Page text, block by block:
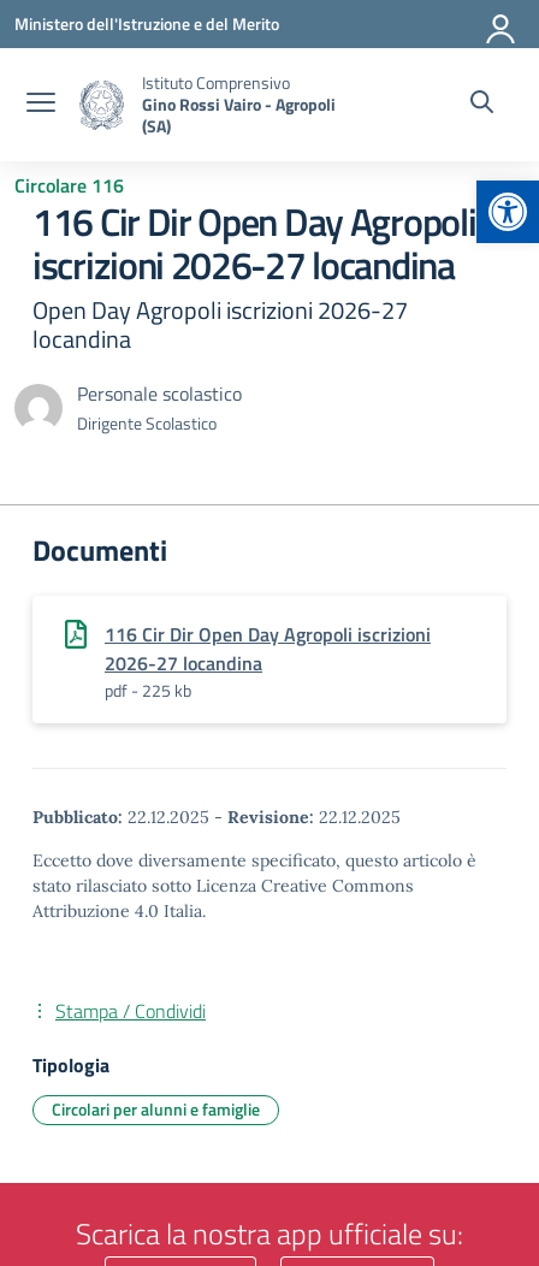
Vai ai contenuti
Vai al menu di navigazione
Vai al footer
Ministero dell'Istruzione e del Merito
Istituto Comprensivo
Gino Rossi Vairo - Agropoli
(SA)
Circolare 116
116 Cir Dir Open Day Agropoli
iscrizioni 2026-27 locandina
Open Day Agropoli iscrizioni 2026-27
locandina
Personale scolastico
Dirigente Scolastico
Documenti
116 Cir Dir Open Day Agropoli iscrizioni
2026-27 locandina
pdf - 225 kb
Pubblicato: 22.12.2025 - Revisione: 22.12.2025
Eccetto dove diversamente specificato, questo articolo è
stato rilasciato sotto Licenza Creative Commons
Attribuzione 4.0 Italia.
Stampa / Condividi
Tipologia
Circolari per alunni e famiglie
Scarica la nostra app ufficiale su: